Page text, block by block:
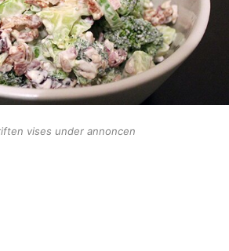
vises under annoncen